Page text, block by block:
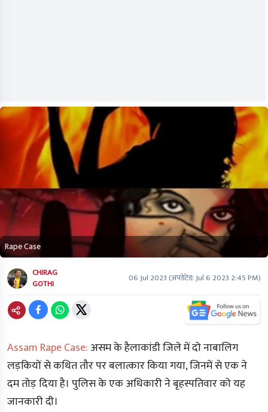
Rape Case
CHIRAG
GOTHI
06 Jul 2023(अपडेटेड:Jul 6 2023 2:45 PM)
Assam Rape Case: असम के हैलाकांडी जिले में दो नाबालिग
लड़कियों से कथित तौर पर बलात्कार किया गया, जिनमें से एक ने
दम तोड़ दिया है। पुलिस के एक अधिकारी ने बृहस्पतिवार को यह
जानकारी दी।